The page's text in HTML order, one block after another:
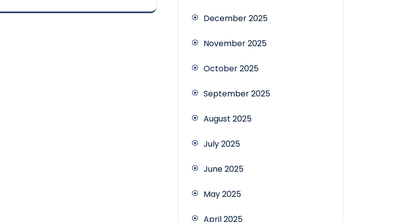
December 2025
November 2025
October 2025
September 2025
August 2025
July 2025
June 2025
May 2025
April 2025